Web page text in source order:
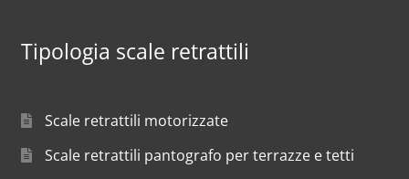
Tipologia scale retrattili
Scale retrattili motorizzate
Scale retrattili pantografo per terrazze e tetti